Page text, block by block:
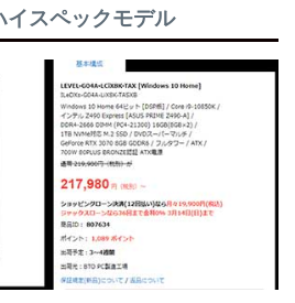
スペックモデル